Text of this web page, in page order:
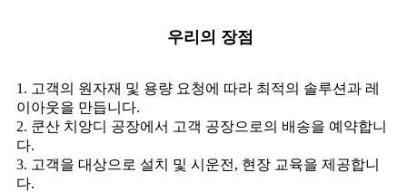
우리의 장점
1. 고객의 원자재 및 용량 요청에 따라 최적의 솔루션과 레
이아웃을 만듭니다.
2. 쿤산 치앙디 공장에서 고객 공장으로의 배송을 예약합니
다.
3. 고객을 대상으로 설치 및 시운전, 현장 교육을 제공합니
다.